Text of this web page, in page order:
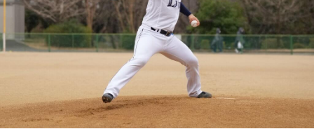
東飯店 / Gill Snatch / QOOPIE / Good Grief / Cloudy / 海月に
さされたら / CRAZY BLUES / KeNN / 幻想痛 / Kono / 古墳シ
スターズ / komsume / コロブチカ / ザ・あどばん / THE
JAPANESE PRIDE / SATOH / SABOTEMPLE / さゆに！ /
Sundae May Club / gb / SherLock / 終活クラブ / Shom / 水
平線 / スーパー登山部 / SUKEROQUE / ステレオドロシー /
The Slumbers / Sezko / TiDE / 大東まみ / 台所きっちん /
6．何歳から野球を始めましたか？ そのころの憧れのプロ野
球選手は？
10歳から始めて、大谷翔平選手に憧れていました
7．一軍出場した時の登場曲は決まっていますか？
｢らしさ｣ Official髭男dism